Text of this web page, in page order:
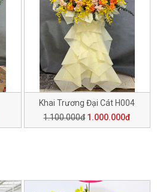
Khai Trương Đại Cát H004
1.100.000đ 1.000.000đ